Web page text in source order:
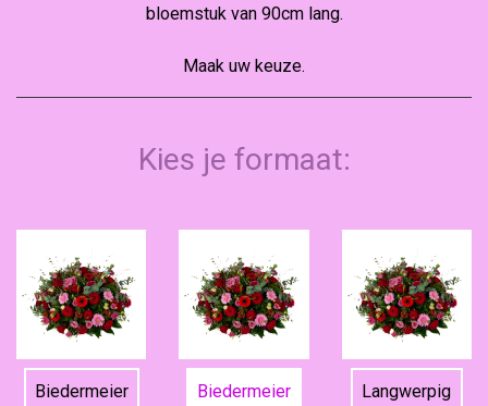
bloemstuk van 90cm lang.
Maak uw keuze.
Kies je formaat:
Biedermeier
Biedermeier
Langwerpig